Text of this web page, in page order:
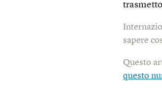
sapere
Questo
questo